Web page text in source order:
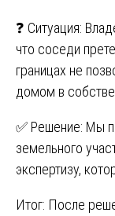
❓ Ситуация:
что соседи
границах не
домом в
✅ Решение: Мы
земельного
экспертизу,
Итог: После